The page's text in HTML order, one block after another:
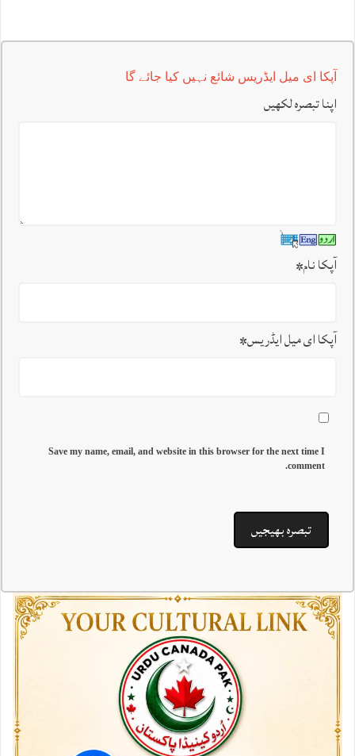
آپکا ای میل ایڈریس شائع نہیں کیا جائے گا
اپنا تبصرہ لکھیں
آپکا نام*
آپکا ای میل ایڈریس*
Save my name, email, and website in this browser for the next time I
comment.